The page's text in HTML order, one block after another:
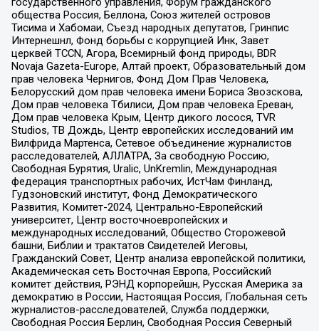
общества Россия, Беллона, Союз жителей островов
Тисима и Хабомаи, Съезд народных депутатов, Гринпис
Интернешнл, Фонд борьбы с коррупцией Инк, Завет
церквей TCCN, Агора, Всемирный фонд природы, BDR
Novaja Gazeta-Europe, Алтай проект, Образовательный дом
прав человека Чернигов, Фонд Дом Прав Человека,
Белорусский дом прав человека имени Бориса Звозскова,
Дом прав человека Тбилиси, Дом прав человека Ереван,
Дом прав человека Крым, Центр дикого лосося, TVR
Studios, ТВ Дождь, Центр европейских исследований им
Вилфрида Мартенса, Сетевое объединение журналистов
расследователей, АЛЛАТРА, За свободную Россию,
Свободная Бурятия, Uralic, UnKremlin, Международная
федерация транспортных рабочих, ИстЧам Финланд,
Гудзоновский институт, Фонд Демократического
Развития, Комитет-2024, Центрально-Европейский
университет, Центр восточноевропейских и
международных исследований, Общество Сторожевой
башни, Библии и трактатов Свидетелей Иеговы,
Гражданский Совет, Центр анализа европейской политики,
Академическая сеть Восточная Европа, Российский
комитет действия, РЭНД корпорейшн, Русская Америка за
демократию в России, Настоящая Россия, Глобальная сеть
журналистов-расследователей, Служба поддержки,
Свободная Россия Берлин, Свободная Россия Северный